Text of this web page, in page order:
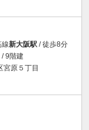
線新大阪駅 / 徒歩8分
9階建
宮原５丁目